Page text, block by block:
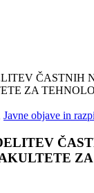
Javne objave in